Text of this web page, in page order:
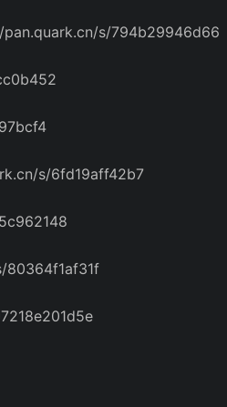
pan.quark.cn/s/794b29946d66
s/6fd19aff42b7
80364f1af31f